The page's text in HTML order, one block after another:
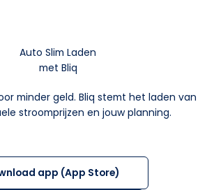
Auto Slim Laden
met Bliq
minder geld. Bliq stemt het laden van
stroomprijzen en jouw planning.
app (App Store)